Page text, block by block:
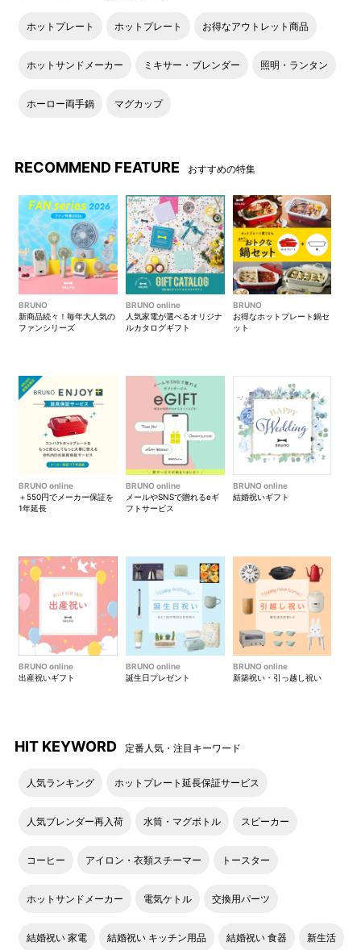
ホットプレート ホットプレート お得なアウトレット商品
ホットサンドメーカー ミキサー・ブレンダー 照明・ランタン
ホーロー両手鍋 マグカップ
RECOMMEND FEATURE おすすめの特集
BRUNO
新商品続々！毎年大人気の
ファンシリーズ
BRUNO online
人気家電が選べるオリジナ
ルカタログギフト
BRUNO
お得なホットプレート鍋セ
ット
BRUNO online
＋550円でメーカー保証を
1年延長
BRUNO online
メールやSNSで贈れるeギ
フトサービス
BRUNO online
結婚祝いギフト
BRUNO online
出産祝いギフト
BRUNO online
誕生日プレゼント
BRUNO online
新築祝い・引っ越し祝い
HIT KEYWORD 定番人気・注目キーワード
人気ランキング ホットプレート延長保証サービス
人気ブレンダー再入荷 水筒・マグボトル スピーカー
コーヒー アイロン・衣類スチーマー トースター
ホットサンドメーカー 電気ケトル 交換用パーツ
結婚祝い 家電 結婚祝い キッチン用品 結婚祝い 食器 新生活